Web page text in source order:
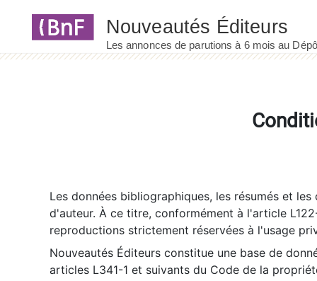
Les données bibliographiques, les résumés et
d'auteur. À ce titre, conformément à l'article
reproductions strictement réservées à l'usage
Nouveautés Éditeurs constitue une base de
articles L341-1 et suivants du Code de la